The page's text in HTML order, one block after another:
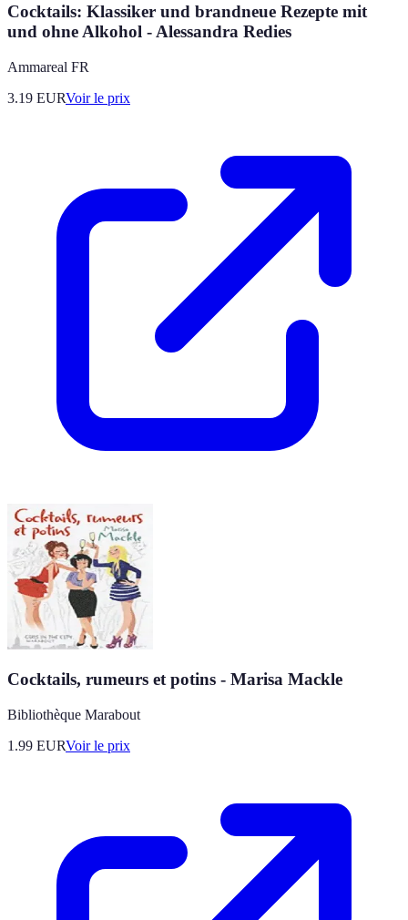
Cocktails: Klassiker und brandneue Rezepte mit
und ohne Alkohol - Alessandra Redies
Ammareal FR
3.19 EURVoir le prix
Cocktails, rumeurs et potins - Marisa Mackle
Bibliothèque Marabout
1.99 EURVoir le prix